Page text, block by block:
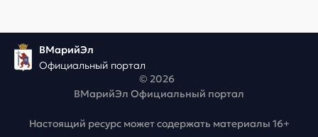
ВМарийЭл
Официальный портал
© 2026
ВМарийЭл Официальный портал
Настоящий ресурс может содержать материалы 16+